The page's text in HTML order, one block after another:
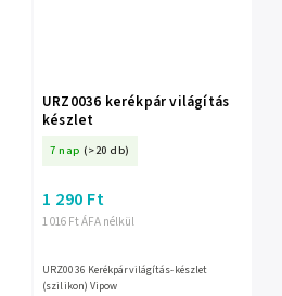
URZ0036 kerékpár világítás
készlet
7 nap (>20 db)
1 016 Ft ÁFA nélkül
1 290 Ft
URZ0036 Kerékpárvilágítás-készlet
(szilikon) Vipow